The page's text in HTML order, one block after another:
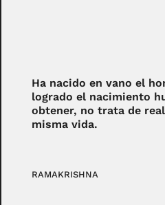
Ha nacido en vano el
logrado el nacimiento
obtener, no trata de
misma vida.
RAMAKRISHNA